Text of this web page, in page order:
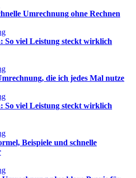
Umrechnung ohne Rechnen
So viel Leistung steckt wirklich
die ich jedes Mal nutze
So viel Leistung steckt wirklich
Beispiele und schnelle